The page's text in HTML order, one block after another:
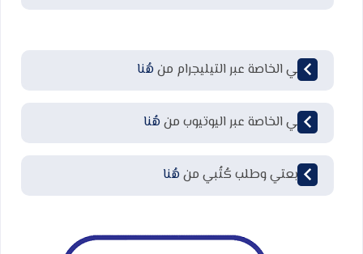
قناتي الخاصة عبر التيليجرام من هُنا
قناتي الخاصة عبر اليوتيوب من هُنا
لمتابعتي وطلب كُتُبي من هُنا